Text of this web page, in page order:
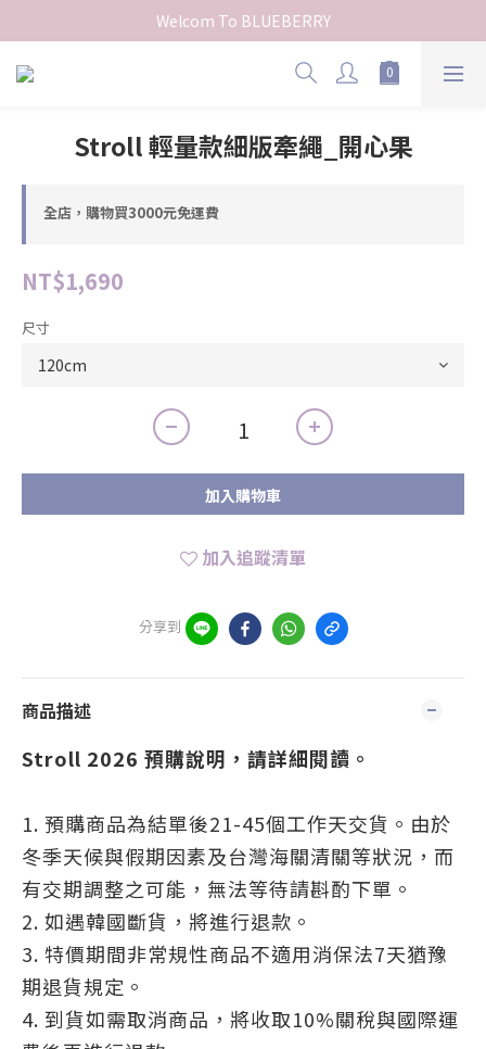
Welcom To BLUEBERRY
Stroll 輕量款細版牽繩_開心果
全店，購物買3000元免運費
NT$1,690
尺寸
加入購物車
加入追蹤清單
分享到
商品描述
Stroll 2026 預購說明，請詳細閱讀。
1. 預購商品為結單後21-45個工作天交貨。由於
冬季天候與假期因素及台灣海關清關等狀況，而
有交期調整之可能，無法等待請斟酌下單。
2. 如遇韓國斷貨，將進行退款。
3. 特價期間非常規性商品不適用消保法7天猶豫
期退貨規定。
4. 到貨如需取消商品，將收取10%關稅與國際運